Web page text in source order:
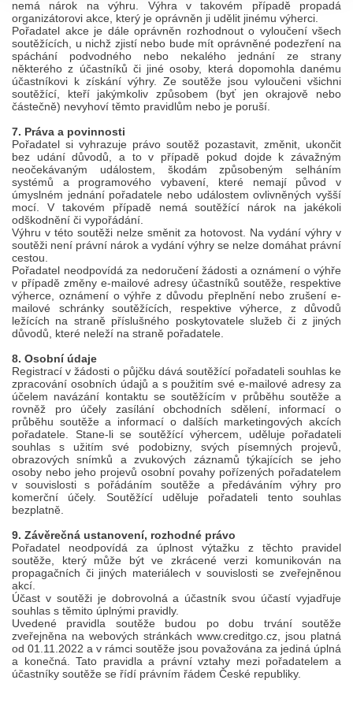
nemá nárok na výhru. Výhra v takovém případě propadá
organizátorovi akce, který je oprávněn ji udělit jinému výherci.
Pořadatel akce je dále oprávněn rozhodnout o vyloučení všech
soutěžících, u nichž zjistí nebo bude mít oprávněné podezření na
spáchání podvodného nebo nekalého jednání ze strany
některého z účastníků či jiné osoby, která dopomohla danému
účastníkovi k získání výhry. Ze soutěže jsou vyloučeni všichni
soutěžící, kteří jakýmkoliv způsobem (byť jen okrajově nebo
částečně) nevyhoví těmto pravidlům nebo je poruší.
7. Práva a povinnosti
Pořadatel si vyhrazuje právo soutěž pozastavit, změnit, ukončit
bez udání důvodů, a to v případě pokud dojde k závažným
neočekávaným událostem, škodám způsobeným selháním
systémů a programového vybavení, které nemají původ v
úmyslném jednání pořadatele nebo událostem ovlivněných vyšší
mocí. V takovém případě nemá soutěžící nárok na jakékoli
odškodnění či vypořádání.
Výhru v této soutěži nelze směnit za hotovost. Na vydání výhry v
soutěži není právní nárok a vydání výhry se nelze domáhat právní
cestou.
Pořadatel neodpovídá za nedoručení žádosti a oznámení o výhře
v případě změny e-mailové adresy účastníků soutěže, respektive
výherce, oznámení o výhře z důvodu přeplnění nebo zrušení e-
mailové schránky soutěžících, respektive výherce, z důvodů
ležících na straně příslušného poskytovatele služeb či z jiných
důvodů, které neleží na straně pořadatele.
8. Osobní údaje
Registrací v žádosti o půjčku dává soutěžící pořadateli souhlas ke
zpracování osobních údajů a s použitím své e-mailové adresy za
účelem navázání kontaktu se soutěžícím v průběhu soutěže a
rovněž pro účely zasílání obchodních sdělení, informací o
průběhu soutěže a informací o dalších marketingových akcích
pořadatele. Stane-li se soutěžící výhercem, uděluje pořadateli
souhlas s užitím své podobizny, svých písemných projevů,
obrazových snímků a zvukových záznamů týkajících se jeho
osoby nebo jeho projevů osobní povahy pořízených pořadatelem
v souvislosti s pořádáním soutěže a předáváním výhry pro
komerční účely. Soutěžící uděluje pořadateli tento souhlas
bezplatně.
9. Závěrečná ustanovení, rozhodné právo
Pořadatel neodpovídá za úplnost výtažku z těchto pravidel
soutěže, který může být ve zkrácené verzi komunikován na
propagačních či jiných materiálech v souvislosti se zveřejněnou
akcí.
Účast v soutěži je dobrovolná a účastník svou účastí vyjadřuje
souhlas s těmito úplnými pravidly.
Uvedené pravidla soutěže budou po dobu trvání soutěže
zveřejněna na webových stránkách www.creditgo.cz, jsou platná
od 01.11.2022 a v rámci soutěže jsou považována za jediná úplná
a konečná. Tato pravidla a právní vztahy mezi pořadatelem a
účastníky soutěže se řídí právním řádem České republiky.